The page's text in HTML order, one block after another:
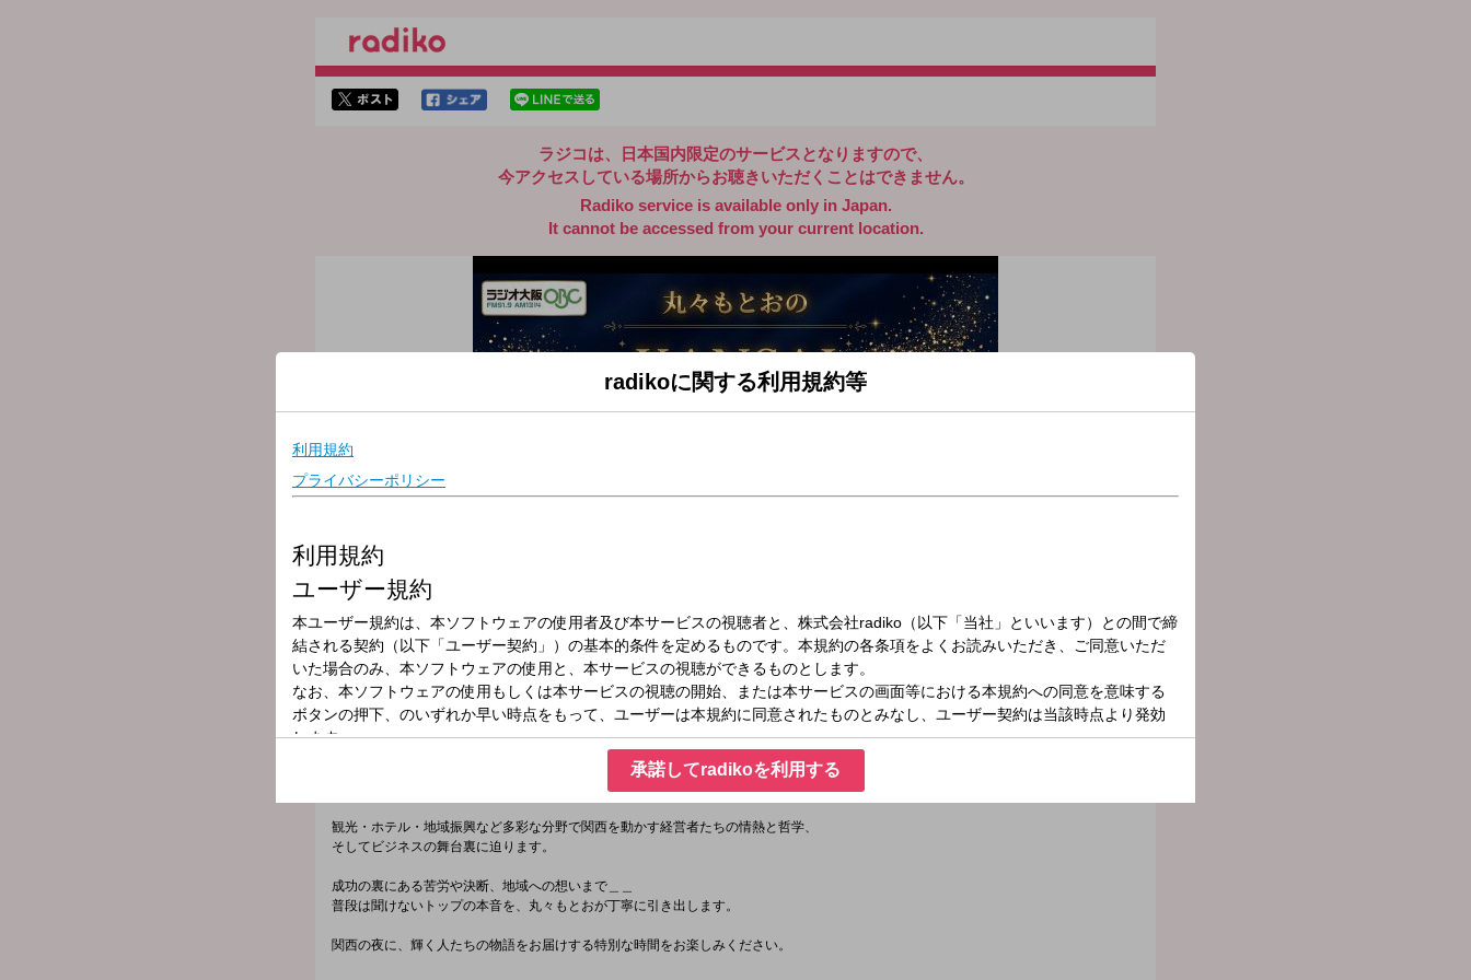
ラジコは、日本国内限定のサービスとなりますので、
今アクセスしている場所からお聴きいただくことはできません。
Radiko service is available only in Japan.
It cannot be accessed from your current location.
放送局
放送時間
2026年7月9日（木）22:30～23:00
番組名
丸々もとおのKANSAI TREASURE NIGHTS
夜景評論家・夜景プロデューサーの丸々もとおが、
関西を舞台に活躍する企業のトップランナーをゲストに迎えるトーク番組。
観光・ホテル・地域振興など多彩な分野で関西を動かす経営者たちの情熱と哲学、
そしてビジネスの舞台裏に迫ります。
成功の裏にある苦労や決断、地域への想いまで＿＿
普段は聞けないトップの本音を、丸々もとおが丁寧に引き出します。
関西の夜に、輝く人たちの物語をお届けする特別な時間をお楽しみください。
radikoに関する利用規約等
承諾してradikoを利用する